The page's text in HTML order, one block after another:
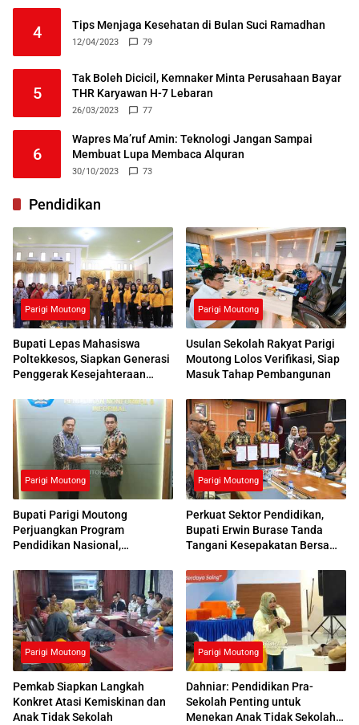
4 Tips Menjaga Kesehatan di Bulan Suci Ramadhan
12/04/2023 79
5
Tak Boleh Dicicil, Kemnaker Minta Perusahaan Bayar
THR Karyawan H-7 Lebaran
26/03/2023 77
6
Wapres Ma’ruf Amin: Teknologi Jangan Sampai
Membuat Lupa Membaca Alquran
30/10/2023 73
Pendidikan
Parigi Moutong
Bupati Lepas Mahasiswa
Poltekkesos, Siapkan Generasi
Penggerak Kesejahteraan
Parigi Moutong
Usulan Sekolah Rakyat Parigi
Moutong Lolos Verifikasi, Siap
Masuk Tahap Pembangunan
Parigi Moutong
Bupati Parigi Moutong
Perjuangkan Program
Pendidikan Nasional,
Respons Positif
Parigi Moutong
Perkuat Sektor Pendidikan,
Bupati Erwin Burase Tanda
Tangani Kesepakatan Bersama
Parigi Moutong
Pemkab Siapkan Langkah
Konkret Atasi Kemiskinan dan
Anak Tidak Sekolah
Parigi Moutong
Dahniar: Pendidikan Pra-
Sekolah Penting untuk
Menekan Anak Tidak Sekolah